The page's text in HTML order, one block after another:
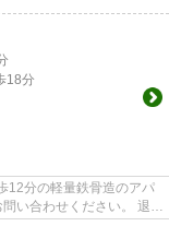
18分
12分の軽量鉄骨造のアパ